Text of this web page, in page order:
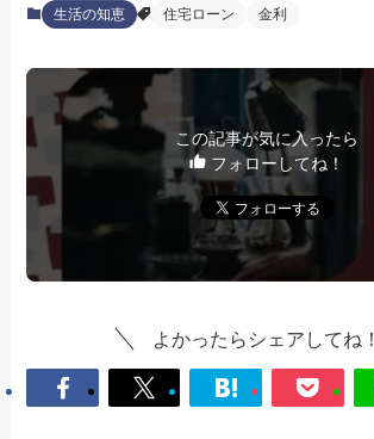
生活の知恵 住宅ローン 金利
この記事が気に入ったら
フォローしてね！
よかったらシェアしてね！